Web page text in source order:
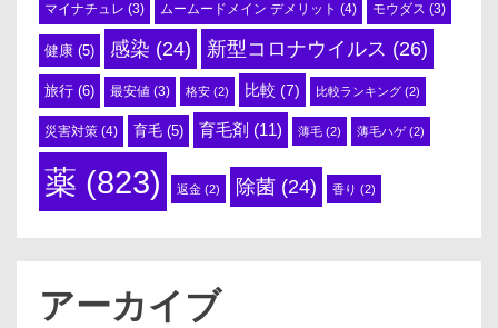
マイナチュレ (3) ムームードメイン デメリット (4) モウダス (3)
健康 (5) 感染 (24) 新型コロナウイルス (26)
旅行 (6) 最安値 (3) 格安 (2) 比較 (7) 比較ランキング (2)
災害対策 (4) 育毛 (5) 育毛剤 (11) 薄毛 (2) 薄毛ハゲ(2)
薬 (823) 返金 (2) 除菌 (24) 香り (2)
アーカイブ